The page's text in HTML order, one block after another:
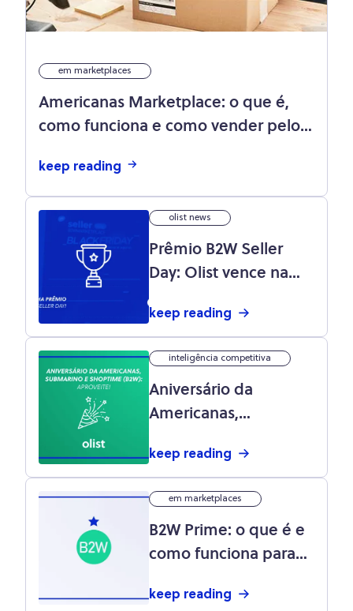
em marketplaces
Americanas Marketplace: o que é,
como funciona e como vender pelos
keep reading
olist news
Prêmio B2W Seller
Day: Olist vence na
quantidade de
Black Friday 2017!
keep reading
inteligência competitiva
Aniversário da
Americanas,
Shoptime (B2W):
keep reading
em marketplaces
B2W Prime: o que é e
como funciona para
consumidores
keep reading